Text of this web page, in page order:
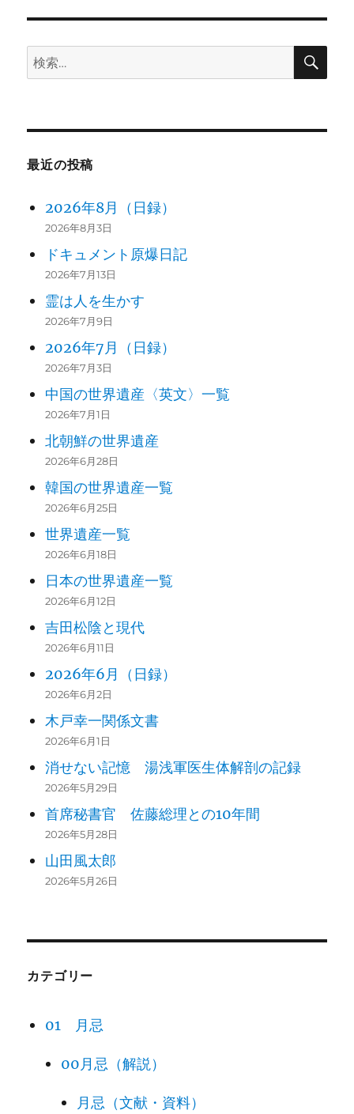
ン
検
索:
検
最近の投稿
2026年8月（日録）
2026年8月3日
ドキュメント原爆日記
2026年7月13日
霊は人を生かす
2026年7月9日
2026年7月（日録）
2026年7月3日
中国の世界遺産〈英文〉一覧
2026年7月1日
北朝鮮の世界遺産
2026年6月28日
韓国の世界遺産一覧
2026年6月25日
世界遺産一覧
2026年6月18日
日本の世界遺産一覧
2026年6月12日
吉田松陰と現代
2026年6月11日
2026年6月（日録）
2026年6月2日
木戸幸一関係文書
2026年6月1日
消せない記憶 湯浅軍医生体解剖の記録
2026年5月29日
首席秘書官 佐藤総理との10年間
2026年5月28日
山田風太郎
2026年5月26日
カテゴリー
01 月忌
00月忌（解説）
月忌（文献・資料）